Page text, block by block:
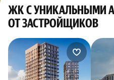
ЖК С УНИКАЛЬНЫМИ
ОТ ЗАСТРОЙЩИКОВ